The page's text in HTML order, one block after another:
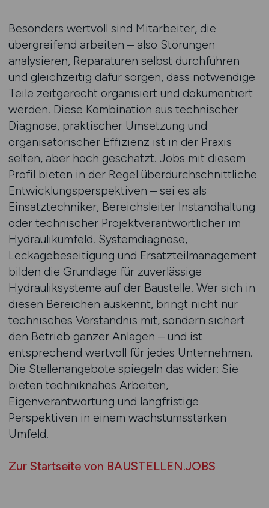
Besonders wertvoll sind Mitarbeiter, die
übergreifend arbeiten – also Störungen
analysieren, Reparaturen selbst durchführen
und gleichzeitig dafür sorgen, dass notwendige
Teile zeitgerecht organisiert und dokumentiert
werden. Diese Kombination aus technischer
Diagnose, praktischer Umsetzung und
organisatorischer Effizienz ist in der Praxis
selten, aber hoch geschätzt. Jobs mit diesem
Profil bieten in der Regel überdurchschnittliche
Entwicklungsperspektiven – sei es als
Einsatztechniker, Bereichsleiter Instandhaltung
oder technischer Projektverantwortlicher im
Hydraulikumfeld. Systemdiagnose,
Leckagebeseitigung und Ersatzteilmanagement
bilden die Grundlage für zuverlässige
Hydrauliksysteme auf der Baustelle. Wer sich in
diesen Bereichen auskennt, bringt nicht nur
technisches Verständnis mit, sondern sichert
den Betrieb ganzer Anlagen – und ist
entsprechend wertvoll für jedes Unternehmen.
Die Stellenangebote spiegeln das wider: Sie
bieten techniknahes Arbeiten,
Eigenverantwortung und langfristige
Perspektiven in einem wachstumsstarken
Umfeld.
Zur Startseite von BAUSTELLEN.JOBS